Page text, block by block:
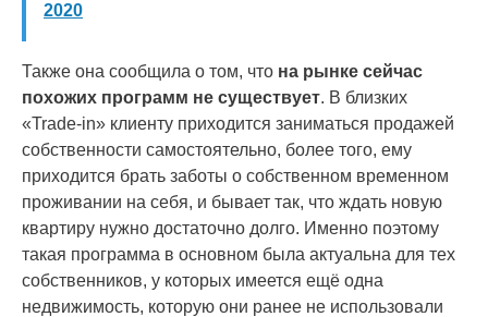
2020
Также она сообщила о том, что на рынке сейчас
похожих программ не существует. В близких
«Trade-in» клиенту приходится заниматься продажей
собственности самостоятельно, более того, ему
приходится брать заботы о собственном временном
проживании на себя, и бывает так, что ждать новую
квартиру нужно достаточно долго. Именно поэтому
такая программа в основном была актуальна для тех
собственников, у которых имеется ещё одна
недвижимость, которую они ранее не использовали